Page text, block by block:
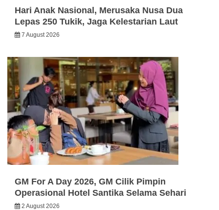
Hari Anak Nasional, Merusaka Nusa Dua
Lepas 250 Tukik, Jaga Kelestarian Laut
7 August 2026
GM For A Day 2026, GM Cilik Pimpin
Operasional Hotel Santika Selama Sehari
2 August 2026